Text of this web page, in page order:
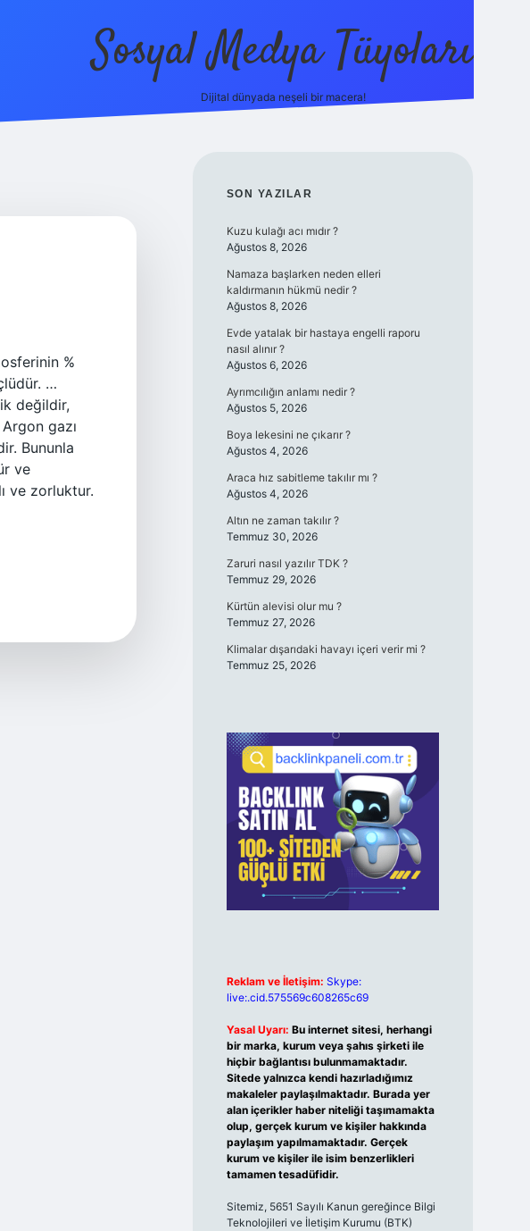
Sosyal Medya Tüyoları
Dijital dünyada neşeli bir macera!
%
…
değildir,
gazı
Bununla
ve
ve zorluktur.
SIDEBAR
SON YAZILAR
Kuzu kulağı acı mıdır ?
Ağustos 8, 2026
Namaza başlarken neden elleri
kaldırmanın hükmü nedir ?
Ağustos 8, 2026
Evde yatalak bir hastaya engelli raporu
nasıl alınır ?
Ağustos 6, 2026
Ayrımcılığın anlamı nedir ?
Ağustos 5, 2026
Boya lekesini ne çıkarır ?
Ağustos 4, 2026
Araca hız sabitleme takılır mı ?
Ağustos 4, 2026
Altın ne zaman takılır ?
Temmuz 30, 2026
Zaruri nasıl yazılır TDK ?
Temmuz 29, 2026
Kürtün alevisi olur mu ?
Temmuz 27, 2026
Klimalar dışarıdaki havayı içeri verir mi ?
Temmuz 25, 2026
Reklam ve İletişim: Skype:
live:.cid.575569c608265c69
Yasal Uyarı: Bu internet sitesi, herhangi
bir marka, kurum veya şahıs şirketi ile
hiçbir bağlantısı bulunmamaktadır.
Sitede yalnızca kendi hazırladığımız
makaleler paylaşılmaktadır. Burada yer
alan içerikler haber niteliği taşımamakta
olup, gerçek kurum ve kişiler hakkında
paylaşım yapılmamaktadır. Gerçek
kurum ve kişiler ile isim benzerlikleri
tamamen tesadüfidir.
Sitemiz, 5651 Sayılı Kanun gereğince Bilgi
Teknolojileri ve İletişim Kurumu (BTK)